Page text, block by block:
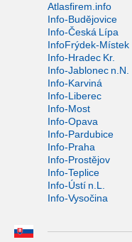
Atlasfirem.info
Info-Budějovice
Info-Česká Lípa
InfoFrýdek-Místek
Info-Hradec Kr.
Info-Jablonec n.N.
Info-Karviná
Info-Liberec
Info-Most
Info-Opava
Info-Pardubice
Info-Praha
Info-Prostějov
Info-Teplice
Info-Ústí n.L.
Info-Vysočina